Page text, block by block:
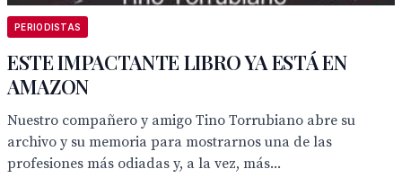
PERIODISTAS
ESTE IMPACTANTE LIBRO YA ESTÁ EN
AMAZON
Nuestro compañero y amigo Tino Torrubiano abre su
archivo y su memoria para mostrarnos una de las
profesiones más odiadas y, a la vez, más...